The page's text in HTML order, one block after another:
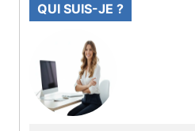
QUI SUIS-JE ?